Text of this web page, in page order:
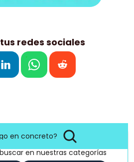
redes sociales
en concreto?
en nuestras categorías